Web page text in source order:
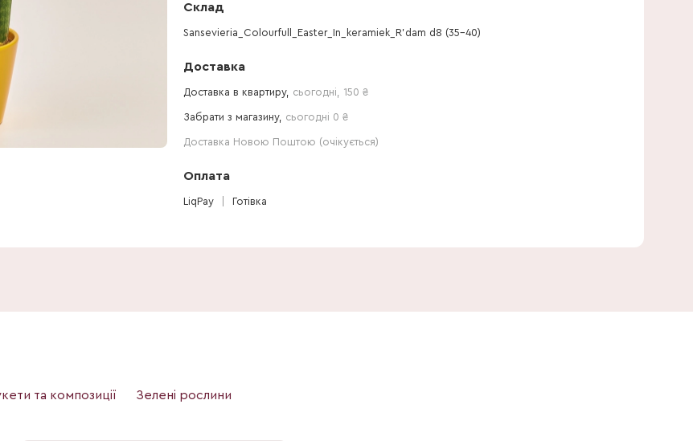
Склад
Sansevieria_Colourfull_Easter_In_keramiek_R'dam d8 (35-40)
Доставка
Доставка в квартиру, сьогодні 150 ₴
Забрати з магазину, сьогодні 0 ₴
Доставка Новою Поштою (очікується)
Оплата
LiqPay Готівка
та композиції Зелені рослини